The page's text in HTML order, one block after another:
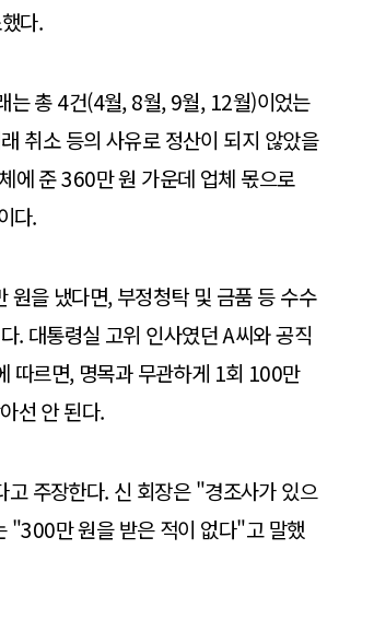
다.
는 총 4건(4월, 8월, 9월, 12월)이었는
취소 등의 사유로 정산이 되지 않았을
에 준 360만 원 가운데 업체 몫으로
다.
을 냈다면, 부정청탁 및 금품 등 수수
. 대통령실 고위 인사였던 A씨와 공직
따르면, 명목과 무관하게 1회 100만
선 안 된다.
주장한다. 신 회장은 "경조사가 있으
"300만 원을 받은 적이 없다"고 말했